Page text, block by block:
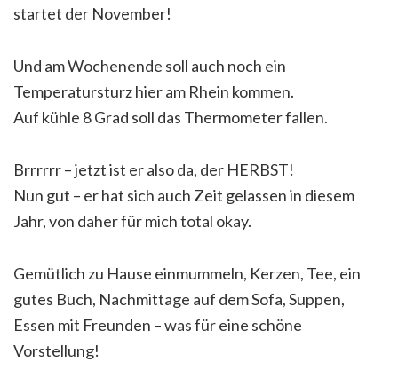
startet der November!
Und am Wochenende soll auch noch ein
Temperatursturz hier am Rhein kommen.
Auf kühle 8 Grad soll das Thermometer fallen.
Brrrrrr – jetzt ist er also da, der HERBST!
Nun gut – er hat sich auch Zeit gelassen in diesem
Jahr, von daher für mich total okay.
Gemütlich zu Hause einmummeln, Kerzen, Tee, ein
gutes Buch, Nachmittage auf dem Sofa, Suppen,
Essen mit Freunden – was für eine schöne
Vorstellung!